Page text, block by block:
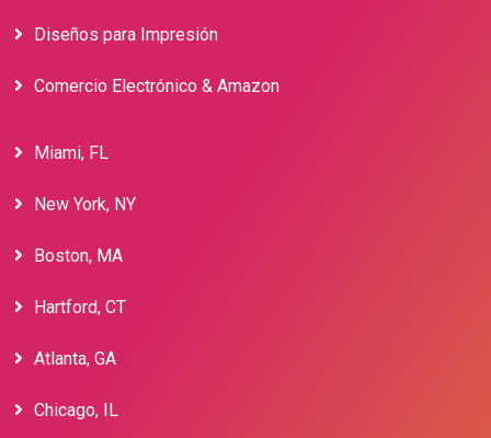
Diseños para Impresión
Comercio Electrónico & Amazon
Miami, FL
New York, NY
Boston, MA
Hartford, CT
Atlanta, GA
Chicago, IL